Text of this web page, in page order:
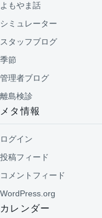
よもやま話
シミュレーター
スタッフブログ
季節
管理者ブログ
離島検診
メタ情報
ログイン
投稿フィード
コメントフィード
WordPress.org
カレンダー